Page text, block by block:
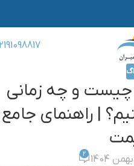
و چه زمانی
| راهنمای جامع
2